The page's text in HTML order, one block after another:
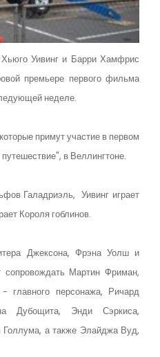
Уивинг и Барри Хамфрис
премьере первого фильма
неделе.
примут участие в первом
в Веллингтоне.
Галадриэль, Уивинг играет
Короля гоблинов.
Джексона, Фрэна Уолш и
Мартин Фриман,
главного персонажа, Ричард
Дубощита, Энди Сэркиса,
а также Элайджа Вуд,